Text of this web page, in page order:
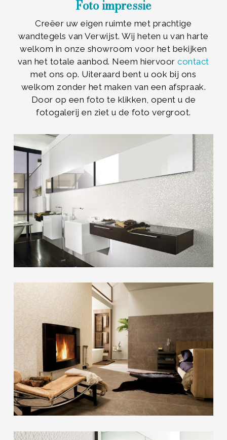
Foto impressie
Creëer uw eigen ruimte met prachtige
wandtegels van Verwijst. Wij heten u van harte
welkom in onze showroom voor het bekijken
van het totale aanbod. Neem hiervoorcontact
met ons op. Uiteraard bent u ook bij ons
welkom zonder het maken van een afspraak.
Door op een foto te klikken, opent u de
fotogalerij en ziet u de foto vergroot.